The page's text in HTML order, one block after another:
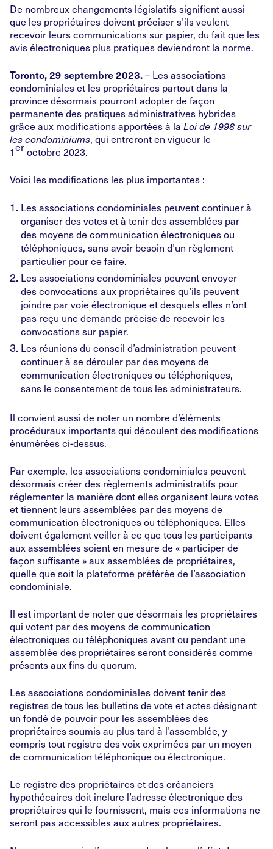
De nombreux changements législatifs signifient aussi
que les propriétaires doivent préciser s’ils veulent
recevoir leurs communications sur papier, du fait que les
avis électroniques plus pratiques deviendront la norme.
Toronto, 29 septembre 2023.– Les associations
condominiales et les propriétaires partout dans la
province désormais pourront adopter de façon
permanente des pratiques administratives hybrides
grâce aux modifications apportées à la Loi de 1998 sur
les condominiums, qui entreront en vigueur le
1eroctobre 2023.
Voici les modifications les plus importantes :
Les associations condominiales peuvent continuer à
organiser des votes et à tenir des assemblées par
des moyens de communication électroniques ou
téléphoniques, sans avoir besoin d’un règlement
particulier pour ce faire.
Les associations condominiales peuvent envoyer
des convocations aux propriétaires qu’ils peuvent
joindre par voie électronique et desquels elles n’ont
pas reçu une demande précise de recevoir les
convocations sur papier.
Les réunions du conseil d’administration peuvent
continuer à se dérouler par des moyens de
communication électroniques ou téléphoniques,
sans le consentement de tous les administrateurs.
Il convient aussi de noter un nombre d’éléments
procéduraux importants qui découlent des modifications
énumérées ci-dessus.
Par exemple, les associations condominiales peuvent
désormais créer des règlements administratifs pour
réglementer la manière dont elles organisent leurs votes
et tiennent leurs assemblées par des moyens de
communication électroniques ou téléphoniques. Elles
doivent également veiller à ce que tous les participants
aux assemblées soient en mesure de « participer de
façon suffisante » aux assemblées de propriétaires,
quelle que soit la plateforme préférée de l’association
condominiale.
Il est important de noter que désormais les propriétaires
qui votent par des moyens de communication
électroniques ou téléphoniques avant ou pendant une
assemblée des propriétaires seront considérés comme
présents aux fins du quorum.
Les associations condominiales doivent tenir des
registres de tous les bulletins de vote et actes désignant
un fondé de pouvoir pour les assemblées des
propriétaires soumis au plus tard à l’assemblée, y
compris tout registre des voix exprimées par un moyen
de communication téléphonique ou électronique.
Le registre des propriétaires et des créanciers
hypothécaires doit inclure l’adresse électronique des
propriétaires qui le fournissent, mais ces informations ne
seront pas accessibles aux autres propriétaires.